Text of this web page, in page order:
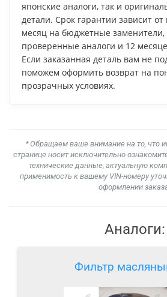
японские аналоги, так и
детали. Срок гарантии зависит от
месяц на бюджетные заменители,
проверенные аналоги и 12
Если заказанная деталь вам не
поможем оформить возврат на
прозрачных условиях.
* Обращаем ваше внимание на то, что
странице носит исключительно
технические данные, актуальную
применимость к вашему VIN-номеру
оформлении
Аналоги:
Фильтр